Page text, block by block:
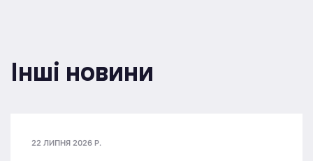
Інші новини
22 ЛИПНЯ 2026 Р.